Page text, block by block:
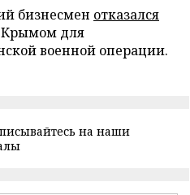
бизнесмен отказался
Крымом для
военной операции.
на наши